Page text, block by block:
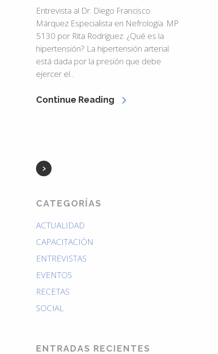
Entrevista al Dr. Diego Francisco
Márquez Especialista en Nefrología. MP
5130 por Rita Rodríguez. ¿Qué es la
hipertensión? La hipertensión arterial
está dada por la presión que debe
ejercer el...
Continue Reading
CATEGORÍAS
ACTUALIDAD
CAPACITACIÓN
ENTREVISTAS
EVENTOS
RECETAS
SOCIAL
ENTRADAS RECIENTES